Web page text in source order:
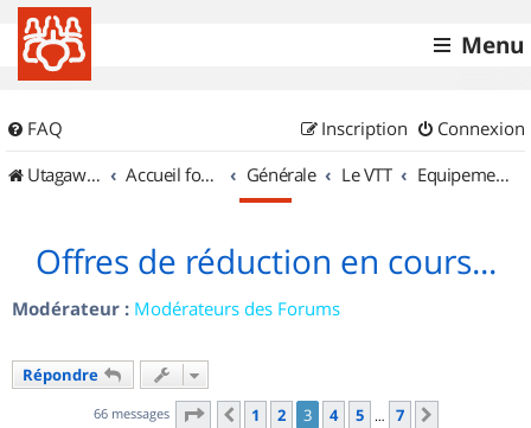
Menu
FAQ Connexion
Inscription
UtagawaVTT (Randos VTT et VTTAE avec traces GPS)
Accueil forum Générale Le VTT Equipements et Accessoires
Offres de réduction en cours...
Modérateur : Modérateurs des Forums
Répondre
66 messages Page 3sur7
Précédent
1 2 3 4 5 … 7